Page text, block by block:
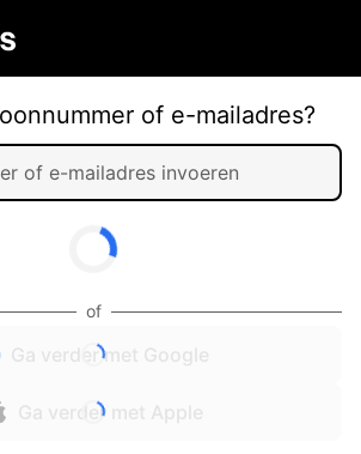
of e-mailadres?
of
Ga verder met Google
Ga verder met Apple